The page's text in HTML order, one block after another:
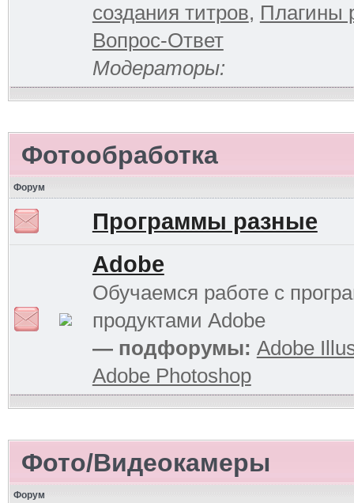
создания титров, Плагины
Вопрос-Ответ
Модераторы:
Фотообработка
Форум
Программы разные
Adobe
Обучаемся работе с
продуктами Adobe
— подфорумы: Adobe
Adobe Photoshop
Фото/Видеокамеры
Форум